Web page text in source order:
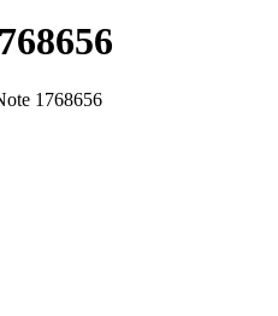
1768656